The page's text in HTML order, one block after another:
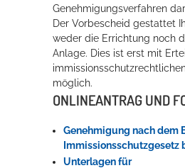
Erleben in Hockenheim
Wellenbecken oder doch lieber die
Genehmigungsverfahren
Der Vorbescheid gestattet
weder die Errichtung noch
Anlage. Dies ist erst mit
möglich.
ONLINEANTRAG UND
Genehmigung nach dem
Immissionsschutzgesetz
Unterlagen für